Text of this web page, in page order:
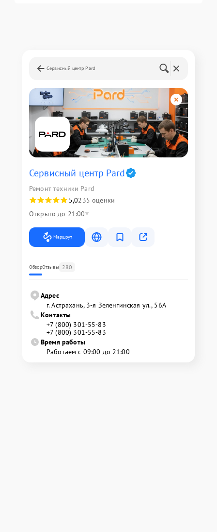
Сервисный центр Pard
Сервисный центр Pard
Ремонт техники Pard
5,0235 оценки
Открыто до 21:00
Маршрут
ОбзорОтзывы 280
Адрес
г. Астрахань, 3-я Зеленгинская ул., 56А
Контакты
+7 (800) 301-55-83
+7 (800) 301-55-83
Время работы
Работаем с 09:00 до 21:00